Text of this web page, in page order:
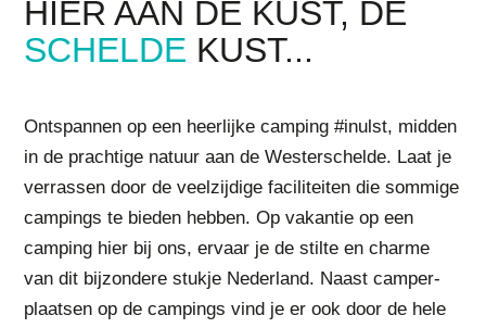
HIER AAN DE KUST, DE
SCHELDE KUST...
Ontspannen op een heerlijke camping #inulst, midden
in de prachtige natuur aan de Westerschelde. Laat je
verrassen door de veelzijdige faciliteiten die sommige
campings te bieden hebben. Op vakantie op een
camping hier bij ons, ervaar je de stilte en charme
van dit bijzondere stukje Nederland. Naast camper-
plaatsen op de campings vind je er ook door de hele